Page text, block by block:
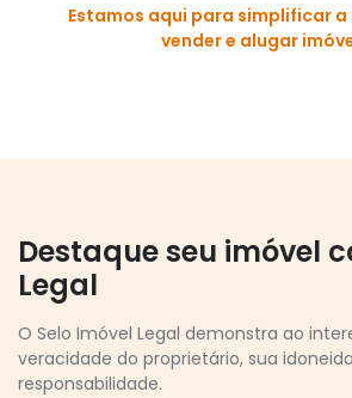
Estamos aqui para simplificar a
vender e alugar
Destaque seu imóvel
Legal
O Selo Imóvel Legal demonstra ao
veracidade do proprietário, sua
responsabilidade.